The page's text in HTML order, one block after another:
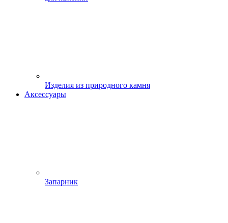
Изделия из природного камня
Аксессуары
Запарник